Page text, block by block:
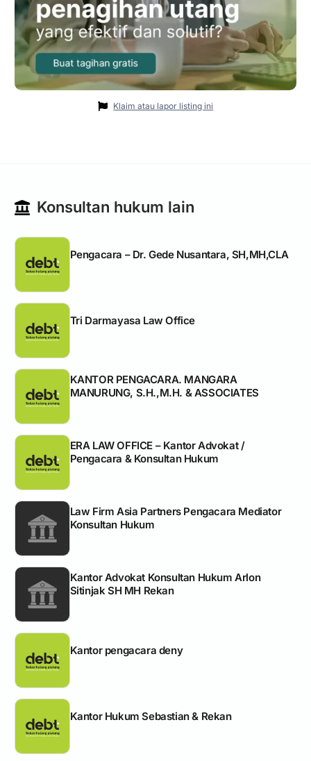
Klaim atau lapor listing ini
Konsultan hukum lain
Pengacara – Dr. Gede Nusantara, SH,MH,CLA
Tri Darmayasa Law Office
KANTOR PENGACARA. MANGARA
MANURUNG, S.H.,M.H. & ASSOCIATES
ERA LAW OFFICE – Kantor Advokat /
Pengacara & Konsultan Hukum
Law Firm Asia Partners Pengacara Mediator
Konsultan Hukum
Kantor Advokat Konsultan Hukum Arlon
Sitinjak SH MH Rekan
Kantor pengacara deny
Kantor Hukum Sebastian & Rekan